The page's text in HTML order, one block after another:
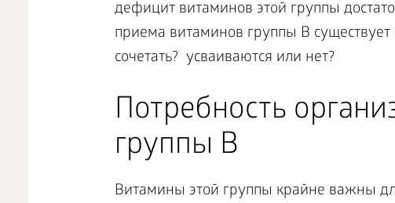
дефицит витаминов этой группы
приема витаминов группы В существует
сочетать? усваиваются или нет?
Потребность
группы B
Витамины этой группы крайне важны